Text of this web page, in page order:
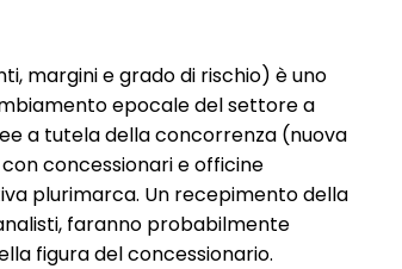
margini e grado di rischio) è uno
epocale del settore a
a tutela della concorrenza (nuova
concessionari e officine
plurimarca. Un recepimento della
faranno probabilmente
figura del concessionario.